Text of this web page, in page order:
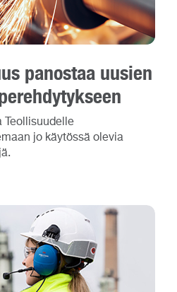
panostaa uusien
Teollisuudelle
jo käytössä olevia